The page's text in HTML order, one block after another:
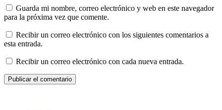
Guarda mi nombre, correo electrónico y web en este navegador
para la próxima vez que comente.
Recibir un correo electrónico con los siguientes comentarios a
esta entrada.
Recibir un correo electrónico con cada nueva entrada.